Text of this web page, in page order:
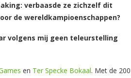
verbaasde ze zichzelf dit
de wereldkampioenschappen?
volgens mij geen teleurstelling
en Ter Specke Bokaal. Met de 200